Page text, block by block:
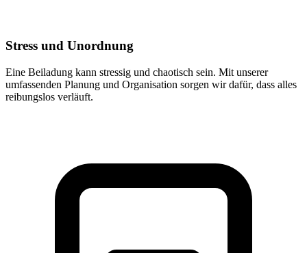
Stress und Unordnung
Eine Beiladung kann stressig und chaotisch sein. Mit unserer
umfassenden Planung und Organisation sorgen wir dafür, dass alles
reibungslos verläuft.